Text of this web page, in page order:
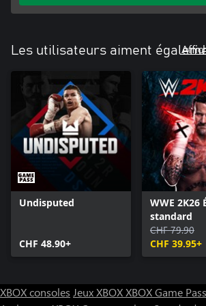
Les utilisateurs aiment
Undisputed
CHF 48.90+
WWE 2K26
standard
CHF 79.90
CHF 39.95+
XBOX consoles Jeux XBOXXBOX Game Pass